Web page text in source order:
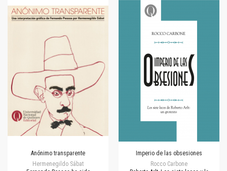
Anónimo transparente
Hermenegildo Sábat
Imperio de las obsesiones
Rocco Carbone